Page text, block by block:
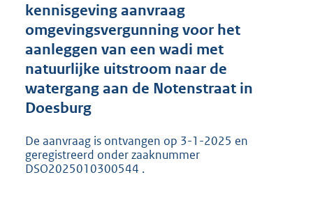
o
t
t
:
K
kennisgeving aanvraag
omgevingsvergunning voor het
aanleggen van een wadi met
natuurlijke uitstroom naar de
watergang aan de Notenstraat in
Doesburg
De aanvraag is ontvangen op 3-1-2025 en
geregistreerd onder zaaknummer
DSO2025010300544 .